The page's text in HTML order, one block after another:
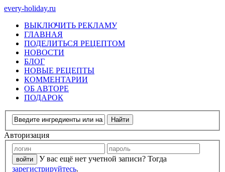
every-holiday.ru
ВЫКЛЮЧИТЬ РЕКЛАМУ
ГЛАВНАЯ
ПОДЕЛИТЬСЯ РЕЦЕПТОМ
НОВОСТИ
БЛОГ
НОВЫЕ РЕЦЕПТЫ
КОММЕНТАРИИ
ОБ АВТОРЕ
ПОДАРОК
Авторизация
У вас ещё нет учетной записи? Тогда
зарегистрируйтесь.